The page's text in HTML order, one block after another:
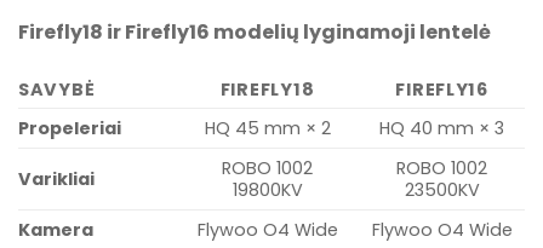
Firefly18 ir Firefly16 modelių lyginamoji lentelė
SAVYBĖ FIREFLY18
FIREFLY16
Propeleriai
HQ 45 mm × 2 HQ 40 mm × 3
Varikliai
ROBO 1002
19800KV
ROBO 1002
23500KV
Kamera
Flywoo O4 Wide Flywoo O4 Wide